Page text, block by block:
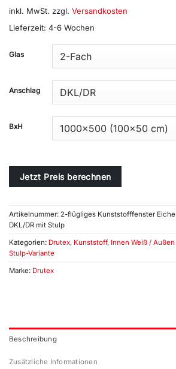
inkl. MwSt. zzgl. Versandkosten
Lieferzeit: 4-6 Wochen
Glas
Anschlag
BxH
Jetzt Preis berechnen
Artikelnummer: 2-flügliges Kunststofffenster Eiche
DKL/DR mit Stulp
Kategorien: Drutex, Kunststoff, Innen Weiß /
Stulp-Variante
Marke: Drutex
Beschreibung
Zusätzliche Informationen